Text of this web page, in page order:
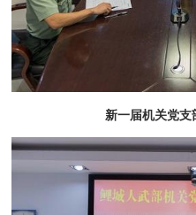
新一届机关党支